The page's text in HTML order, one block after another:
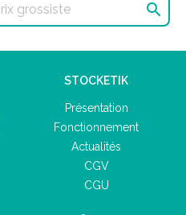

STOCKETIK
Présentation
Fonctionnement
Actualités
CGV
CGU